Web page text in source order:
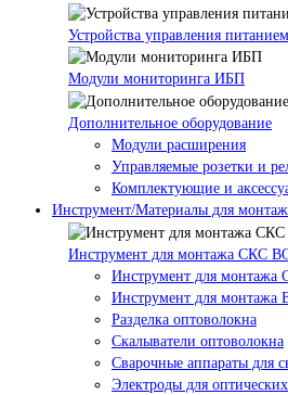
Устройства управления питанием
Модули мониторинга ИБП
Дополнительное оборудование
Модули расширения
Управляемые розетки и
Комплектующие и
Инструмент/Материалы для
Инструмент для монтажа СКС
Инструмент для монтажа
Инструмент для монтажа
Разделка оптоволокна
Скалыватели оптоволокна
Сварочные аппараты для
Электроды для